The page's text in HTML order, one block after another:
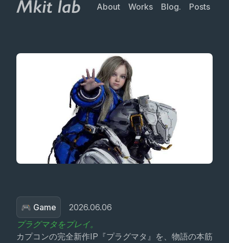
About Works Blog. Posts
🎮 Game 2026.06.06
プラグマタをプレイ。
カプコンの完全新作IP『プラグマタ』を、物語の本筋